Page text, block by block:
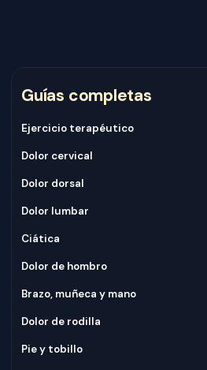
Guías completas
Ejercicio terapéutico
Dolor cervical
Dolor dorsal
Dolor lumbar
Ciática
Dolor de hombro
Brazo, muñeca y mano
Dolor de rodilla
Pie y tobillo